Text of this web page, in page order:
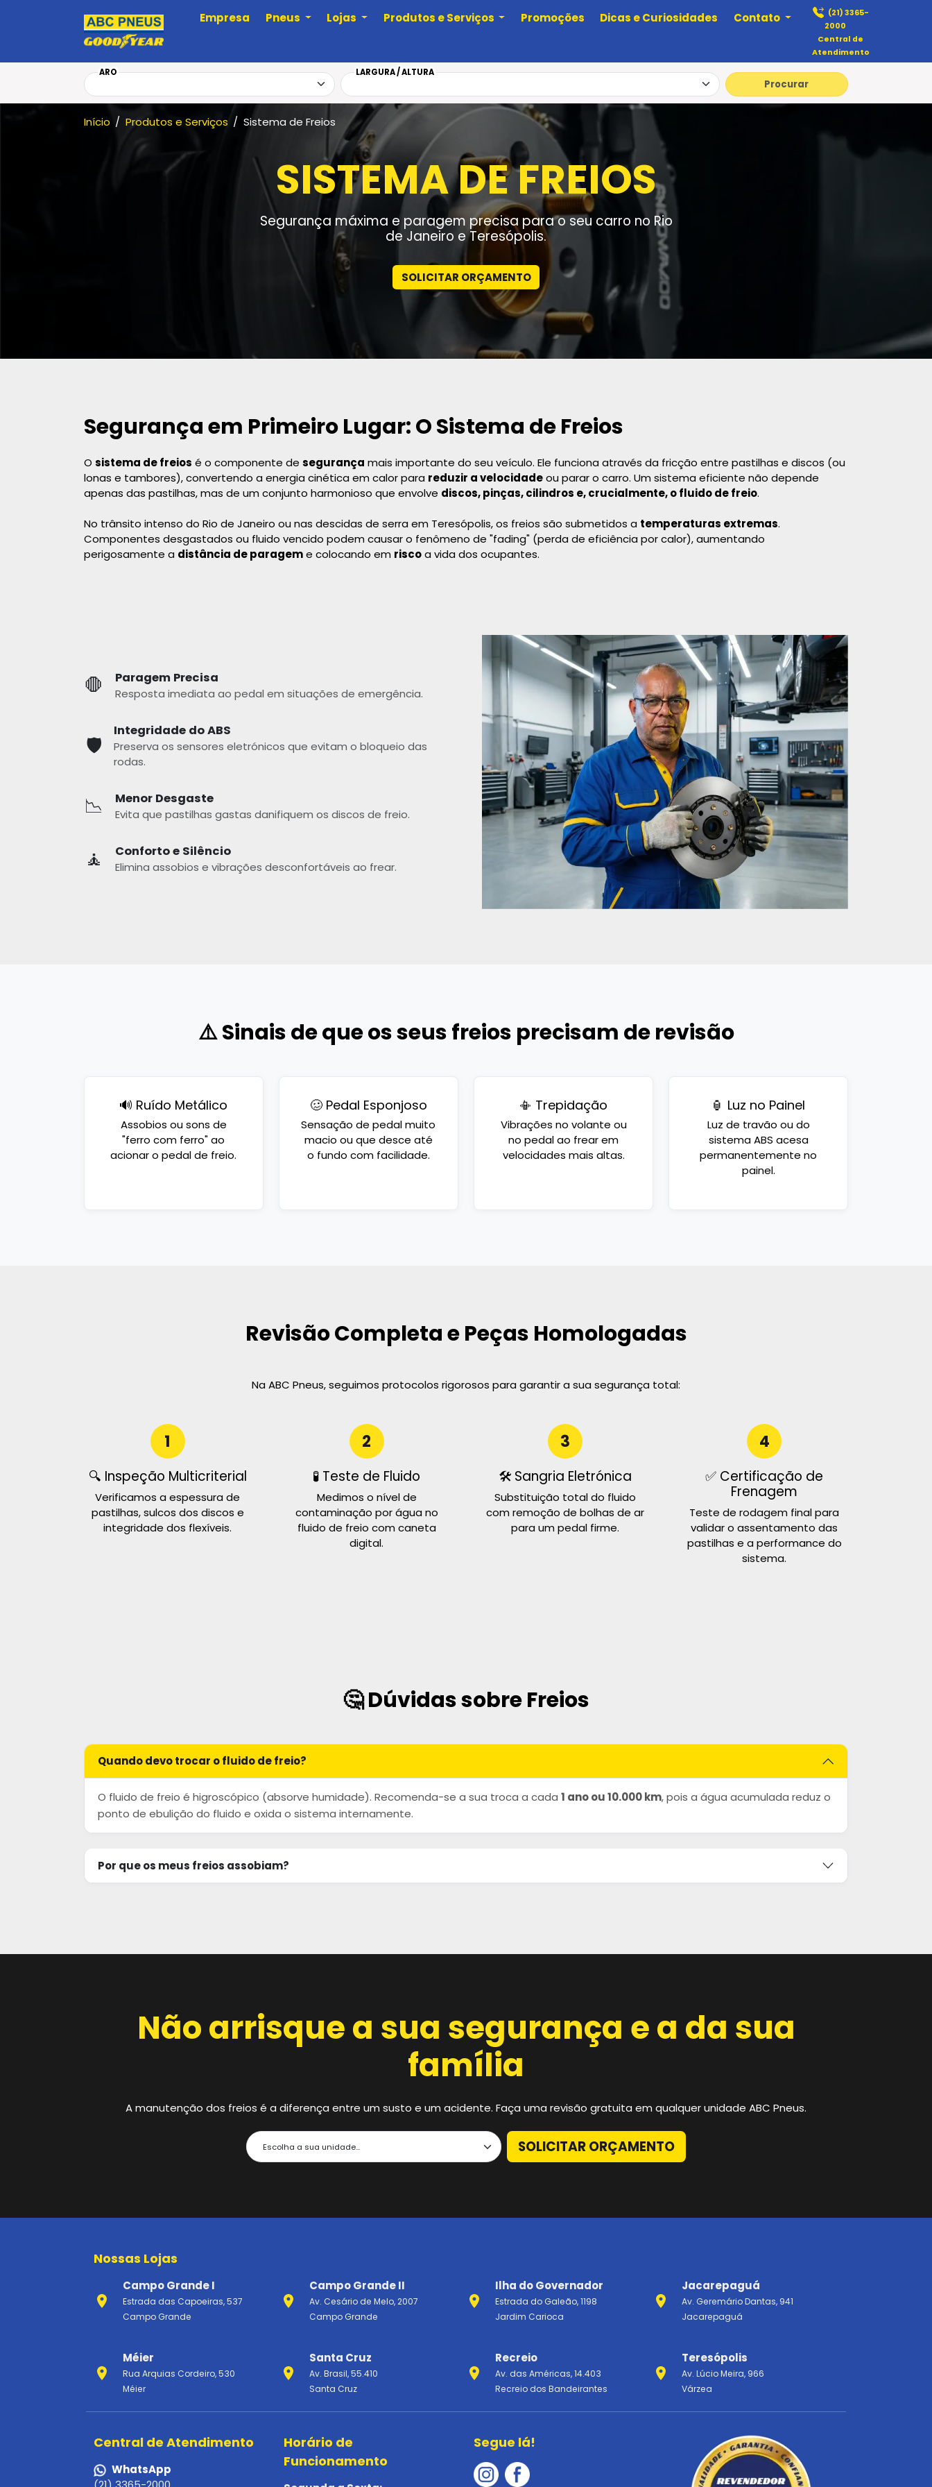
Empresa Pneus Lojas Produtos e Serviços Promoções Dicas e Curiosidades Contato
(21) 3365-
2000
Central de
Atendimento
ARO LARGURA / ALTURA
Procurar
Início Produtos e Serviços Sistema de Freios
SISTEMA DE FREIOS
Segurança máxima e paragem precisa para o seu carro no Rio
de Janeiro e Teresópolis.
SOLICITAR ORÇAMENTO
Segurança em Primeiro Lugar: O Sistema de Freios
O sistema de freios é o componente de segurança mais importante do seu veículo. Ele funciona através da fricção entre pastilhas e discos (ou
lonas e tambores), convertendo a energia cinética em calor para reduzir a velocidadeou parar o carro. Um sistema eficiente não depende
apenas das pastilhas, mas de um conjunto harmonioso que envolve discos, pinças, cilindros e, crucialmente, o fluido de freio.
No trânsito intenso do Rio de Janeiro ou nas descidas de serra em Teresópolis, os freios são submetidos a temperaturas extremas.
Componentes desgastados ou fluido vencido podem causar o fenômeno de "fading" (perda de eficiência por calor), aumentando
perigosamente a distância de parageme colocando em riscoa vida dos ocupantes.
🛑 Paragem Precisa
Resposta imediata ao pedal em situações de emergência.
🛡️
Integridade do ABS
Preserva os sensores eletrónicos que evitam o bloqueio das
rodas.
📉 Menor Desgaste
Evita que pastilhas gastas danifiquem os discos de freio.
🧘 Conforto e Silêncio
Elimina assobios e vibrações desconfortáveis ao frear.
⚠️ Sinais de que os seus freios precisam de revisão
🔊 Ruído Metálico
Assobios ou sons de
"ferro com ferro" ao
acionar o pedal de freio.
🥴 Pedal Esponjoso
Sensação de pedal muito
macio ou que desce até
o fundo com facilidade.
📳 Trepidação
Vibrações no volante ou
no pedal ao frear em
velocidades mais altas.
🏮 Luz no Painel
Luz de travão ou do
sistema ABS acesa
permanentemente no
painel.
Revisão Completa e Peças Homologadas
Na ABC Pneus, seguimos protocolos rigorosos para garantir a sua segurança total:
1
🔍 Inspeção Multicriterial
Verificamos a espessura de
pastilhas, sulcos dos discos e
integridade dos flexíveis.
2
🧪 Teste de Fluido
Medimos o nível de
contaminação por água no
fluido de freio com caneta
digital.
3
🛠️ Sangria Eletrónica
Substituição total do fluido
com remoção de bolhas de ar
para um pedal firme.
4
✅ Certificação de
Frenagem
Teste de rodagem final para
validar o assentamento das
pastilhas e a performance do
sistema.
🤔 Dúvidas sobre Freios
Quando devo trocar o fluido de freio?
O fluido de freio é higroscópico (absorve humidade). Recomenda-se a sua troca a cada 1 ano ou 10.000 km, pois a água acumulada reduz o
ponto de ebulição do fluido e oxida o sistema internamente.
Por que os meus freios assobiam?
Não arrisque a sua segurança e a da sua
família
A manutenção dos freios é a diferença entre um susto e um acidente. Faça uma revisão gratuita em qualquer unidade ABC Pneus.
SOLICITAR ORÇAMENTO
Nossas Lojas
Campo Grande I
Estrada das Capoeiras, 537
Campo Grande
Campo Grande II
Av. Cesário de Melo, 2007
Campo Grande
Ilha do Governador
Estrada do Galeão, 1198
Jardim Carioca
Jacarepaguá
Av. Geremário Dantas, 941
Jacarepaguá
Méier
Rua Arquias Cordeiro, 530
Méier
Santa Cruz
Av. Brasil, 55.410
Santa Cruz
Recreio
Av. das Américas, 14.403
Recreio dos Bandeirantes
Teresópolis
Av. Lúcio Meira, 966
Várzea
Central de Atendimento
WhatsApp
Horário de
Funcionamento
Segue lá!